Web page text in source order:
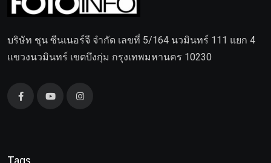
บริษัท ชุน ซีนเนอร์จี จำกัด เลขที่ 5/164 นวมินทร์ 111 แยก 4
แขวงนวมินทร์ เขตบึงกุ่ม กรุงเทพมหานคร 10230